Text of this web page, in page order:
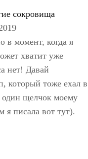
сокровища
момент, когда я
хватит уже
нет! Давай
который тоже ехал в
щелчок моему
писала вот тут).